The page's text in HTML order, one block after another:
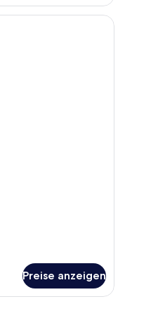
und weißen Kissen.
Preise anzeigen